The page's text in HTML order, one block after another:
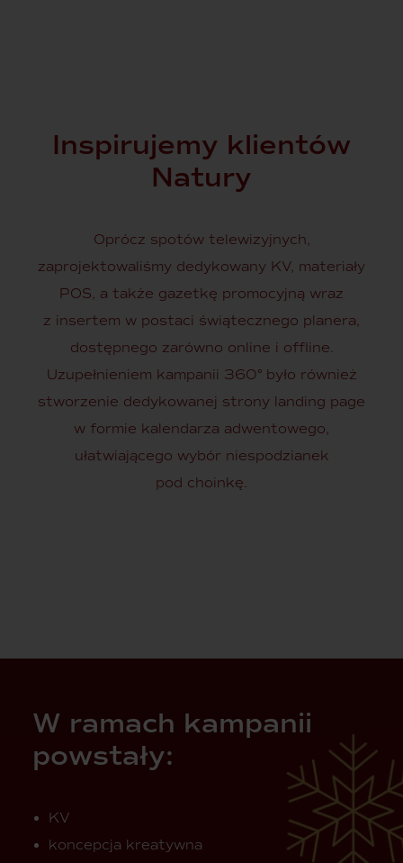
Inspirujemy klientów
Natury
Oprócz spotów telewizyjnych,
zaprojektowaliśmy dedykowany KV, materiały
POS, a także gazetkę promocyjną wraz
z insertem w postaci świątecznego planera,
dostępnego zarówno online i offline.
Uzupełnieniem kampanii 360° było również
stworzenie dedykowanej strony landing page
w formie kalendarza adwentowego,
ułatwiającego wybór niespodzianek
pod choinkę.
W ramach kampanii
powstały:
KV
koncepcja kreatywna